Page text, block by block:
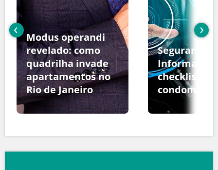
Modus operandi
revelado: como
quadrilha invade
apartamentos no
Rio de Janeiro
Segurança
Informação:
checklist
‹ ›